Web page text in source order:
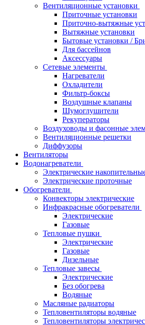
Вентиляционные установки
Приточные установки
Приточно-вытяжные
Вытяжные установки
Бытовые установки /
Для бассейнов
Аксессуары
Сетевые элементы
Нагреватели
Охладители
Фильтр-боксы
Воздушные клапаны
Шумоглушители
Рекуператоры
Воздуховоды и фасонные
Вентиляционные решетки
Диффузоры
Вентиляторы
Водонагреватели
Электрические
Электрические проточные
Обогреватели
Конвекторы электрические
Инфракрасные обогреватели
Электрические
Газовые
Тепловые пушки
Электрические
Газовые
Дизельные
Тепловые завесы
Электрические
Без обогрева
Водяные
Масляные радиаторы
Тепловентиляторы водяные
Тепловентиляторы